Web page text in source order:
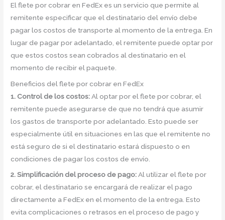
El flete por cobrar en FedEx es un servicio que permite al
remitente especificar que el destinatario del envío debe
pagar los costos de transporte al momento de la entrega. En
lugar de pagar por adelantado, el remitente puede optar por
que estos costos sean cobrados al destinatario en el
momento de recibir el paquete.
Beneficios del flete por cobrar en FedEx
1. Control de los costos:Al optar por el flete por cobrar, el
remitente puede asegurarse de que no tendrá que asumir
los gastos de transporte por adelantado. Esto puede ser
especialmente útil en situaciones en las que el remitente no
está seguro de si el destinatario estará dispuesto o en
condiciones de pagar los costos de envío.
2. Simplificación del proceso de pago:Al utilizar el flete por
cobrar, el destinatario se encargará de realizar el pago
directamente a FedEx en el momento de la entrega. Esto
evita complicaciones o retrasos en el proceso de pago y